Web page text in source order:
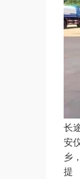
长
安
乡
提